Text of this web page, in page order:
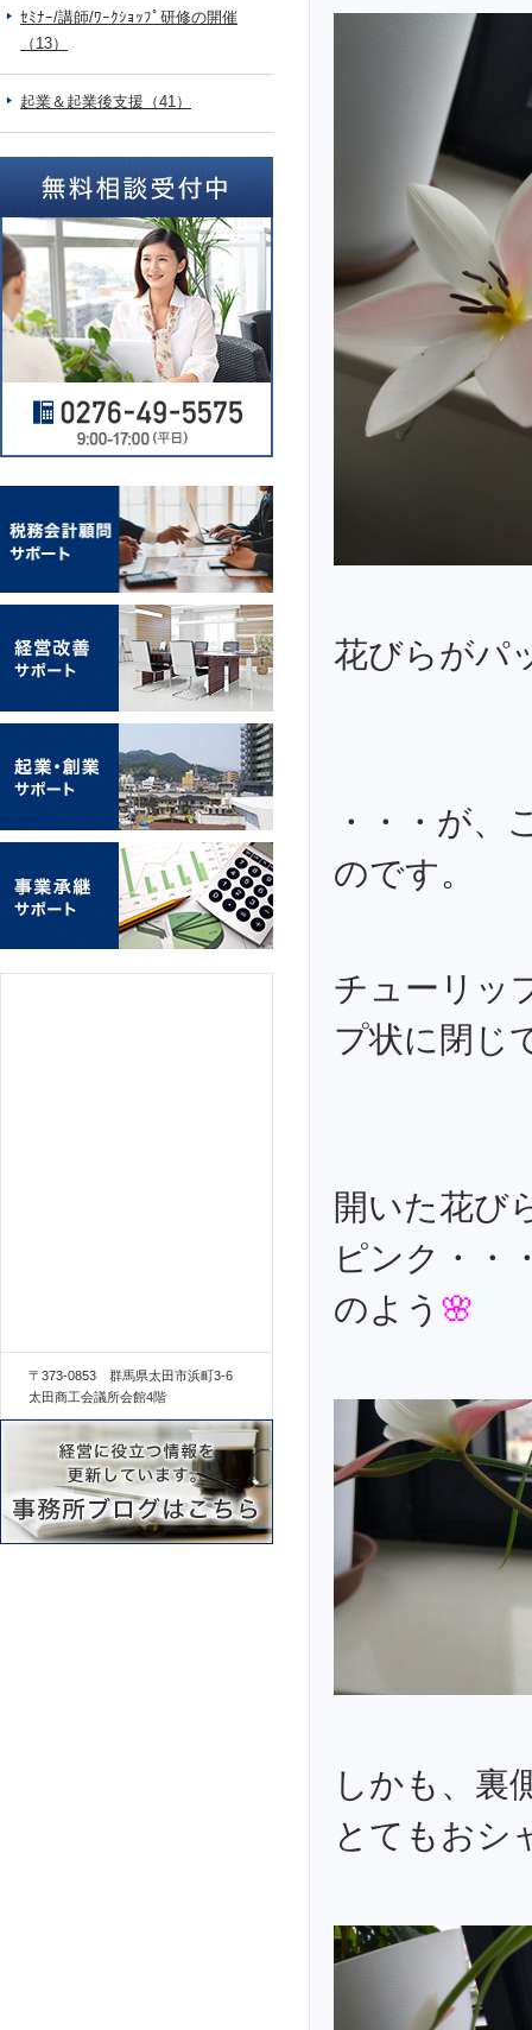
花びらがパ
・・・が、
のです。
チューリッ
プ状に閉じ
開いた花
ピンク・
のよう 🌸
しかも、裏
とてもおシ
ｾﾐﾅｰ/講師/ﾜｰｸｼｮｯﾌﾟ研修の開催
（13）
起業＆起業後支援（41）
〒373-0853 群馬県太田市浜町3-6
太田商工会議所会館4階